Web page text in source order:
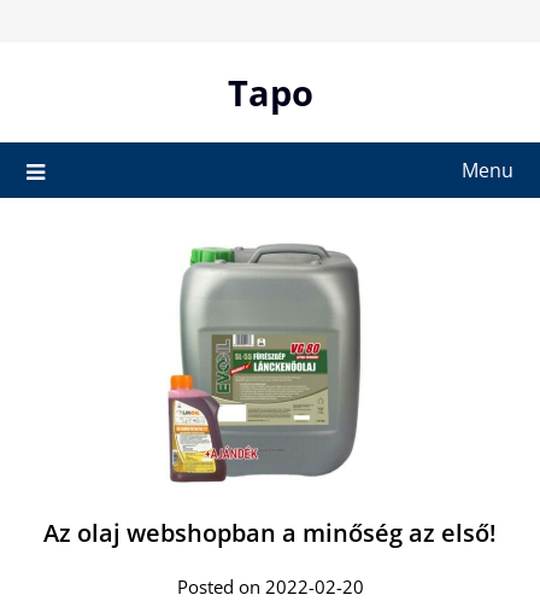
Tapo
Menu
Az olaj webshopban a minőség az első!
Posted on 2022-02-20